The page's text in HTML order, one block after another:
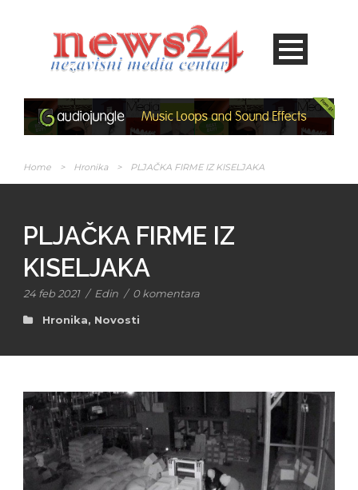
Home > Hronika > PLJAČKA FIRME IZ KISELJAKA
PLJAČKA FIRME IZ
KISELJAKA
24 feb 2021 / Edin / 0 komentara
Hronika, Novosti